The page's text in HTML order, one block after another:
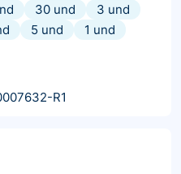
30 und
3 und
5 und
1 und
R1